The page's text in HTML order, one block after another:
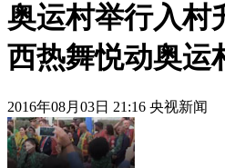
奥运村举行入村
西热舞悦动奥运
2016年08月03日 21:16 央视新闻